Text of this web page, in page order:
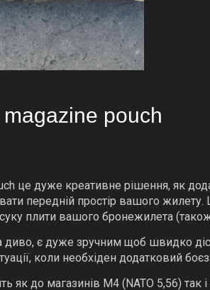
pouch
це дуже креативне рішення, як
передній простір вашого
плити вашого бронежилета
диво, є дуже зручним щоб швидко
коли необхіден додатковий
як до магазинів M4 (NATO 5,56) так